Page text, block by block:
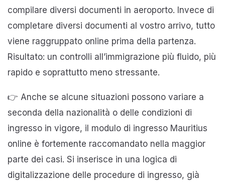
compilare diversi documenti in aeroporto. Invece di
completare diversi documenti al vostro arrivo, tutto
viene raggruppato online prima della partenza.
Risultato: un controlli all’immigrazione più fluido, più
rapido e soprattutto meno stressante.
👉 Anche se alcune situazioni possono variare a
seconda della nazionalità o delle condizioni di
ingresso in vigore, il modulo di ingresso Mauritius
online è fortemente raccomandato nella maggior
parte dei casi. Si inserisce in una logica di
digitalizzazione delle procedure di ingresso, già